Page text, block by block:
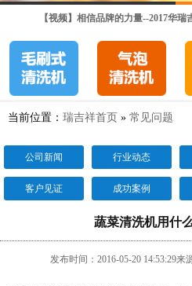
【视频】相信品牌的力量--2017华
当前位置： 瑞吉祥首页 » 常见问题
公司新闻 行业动态
客户见证 成功案例
蔬菜清洗机用什
发布时间：2016-05-20 14:53:29